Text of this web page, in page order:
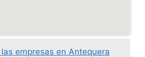
empresas en Antequera